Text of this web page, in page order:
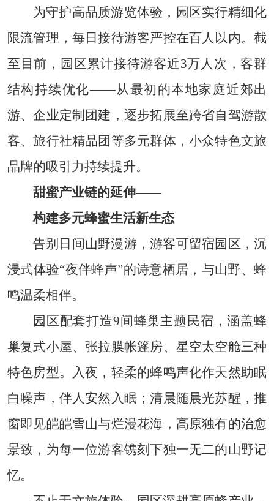
为守护高品质游览体验，园区实行精细化
限流管理，每日接待游客严控在百人以内。截
至目前，园区累计接待游客近3万人次，客群
结构持续优化——从最初的本地家庭近郊出
游、企业定制团建，逐步拓展至跨省自驾游散
客、旅行社精品团等多元群体，小众特色文旅
品牌的吸引力持续提升。
甜蜜产业链的延伸——
构建多元蜂蜜生活新生态
告别日间山野漫游，游客可留宿园区，沉
浸式体验“夜伴蜂声”的诗意栖居，与山野、蜂
鸣温柔相伴。
园区配套打造9间蜂巢主题民宿，涵盖蜂
巢复式小屋、张拉膜帐篷房、星空太空舱三种
特色房型。入夜，轻柔的蜂鸣声化作天然助眠
白噪声，伴人安然入眠；清晨随晨光苏醒，推
窗即见皑皑雪山与烂漫花海，高原独有的治愈
景致，为每一位游客镌刻下独一无二的山野记
忆。